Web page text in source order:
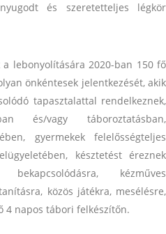
és szeretetteljes légkör
lebonyolítására 2020-ban 150 fő
önkéntesek jelentkezését, akik
tapasztalattal rendelkeznek,
és/vagy táboroztatásban,
gyermekek felelősségteljes
késztetést éreznek
bekapcsolódásra, kézműves
közös játékra, mesélésre,
4 napos tábori felkészítőn.